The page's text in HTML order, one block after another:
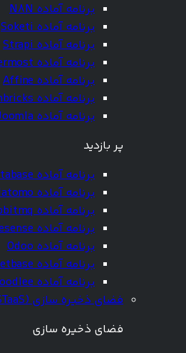
برنامه آماده N8N
برنامه آماده Soketi
برنامه آماده Strapi
برنامه آماده Mattermost
برنامه آماده Affine
برنامه آماده Formbricks
برنامه آماده Joomla
پر بازدید
برنامه آماده Metabase
برنامه آماده Matomo
برنامه آماده Rabbitmq
برنامه آماده Typesense
برنامه آماده Odoo
برنامه آماده Pocketbase
برنامه آماده Moodlee
فضای ذخیره سازی (STaaS)
فضای ذخیره سازی